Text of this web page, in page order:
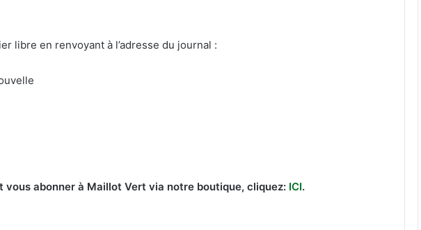
libre en renvoyant à l’adresse du journal :
vous abonner à Maillot Vert via notre boutique, cliquez: ICI.